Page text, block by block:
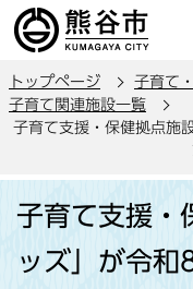
の
ー
ジ
先
トップページ 子育て
子育て関連施設一覧
子育て支援・保健拠点施
子育て支援・
ッズ」が令和